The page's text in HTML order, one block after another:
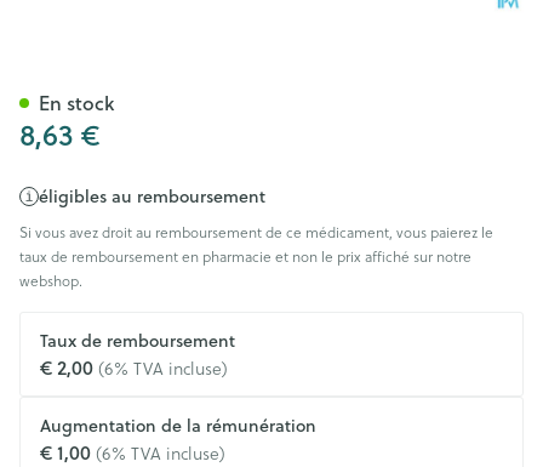
8,63 €
éligibles au remboursement
Si vous avez droit au remboursement de ce médicament, vous paierez le
taux de remboursement en pharmacie et non le prix affiché sur notre
webshop.
Taux de remboursement
€ 2,00(6% TVA incluse)
Augmentation de la rémunération
€ 1,00(6% TVA incluse)
En stock